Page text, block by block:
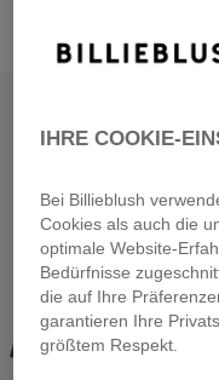
IHRE COOKIE-
Bei Billieblush
Cookies als auch die
optimale Website-
Bedürfnisse
die auf Ihre
garantieren Ihre
größtem Respekt.